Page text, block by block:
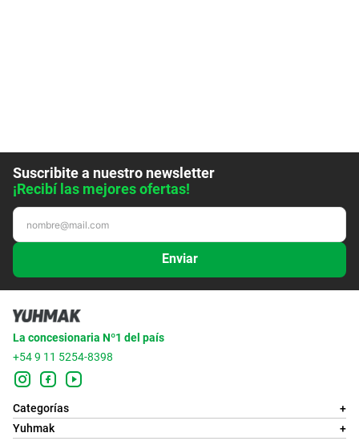
Suscribite a nuestro newsletter
¡Recibí las mejores ofertas!
Enviar
La concesionaria Nº1 del país
+54 9 11 5254-8398
Categorías
+
Yuhmak
+